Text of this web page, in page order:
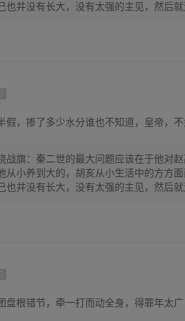
也并没有长大，没有太强的主见，然后
假，掺了多少水分谁也不知道，皇帝，
战旗：秦二世的最大问题应该在于他对
从小养到大的，胡亥从小生活中的方方
也并没有长大，没有太强的主见，然后
盘根错节，牵一打而动全身，得罪年太